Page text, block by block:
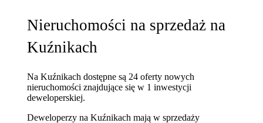
Nieruchomości na sprzedaż na
Kuźnikach
Na Kuźnikach dostępne są 24 oferty nowych
nieruchomości znajdujące się w 1 inwestycji
deweloperskiej.
Deweloperzy na Kuźnikach mają w sprzedaży